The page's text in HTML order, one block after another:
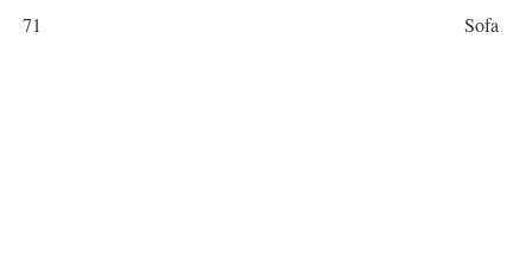
71
Sofa